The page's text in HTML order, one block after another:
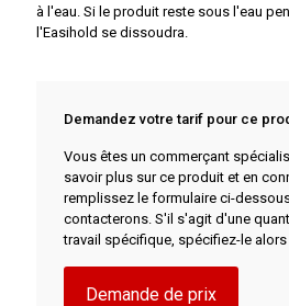
à l'eau. Si le produit reste sous l'eau
l'Easihold se dissoudra.
Demandez votre tarif pour ce
Vous êtes un commerçant
savoir plus sur ce produit et en
remplissez le formulaire ci-
contacterons. S'il s'agit d'une
travail spécifique, spécifiez-le
Demande de prix